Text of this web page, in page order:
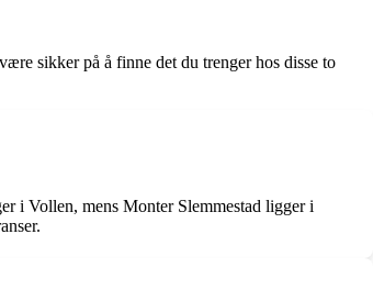
sikker på å finne det du trenger hos disse to
i Vollen, mens Monter Slemmestad ligger i